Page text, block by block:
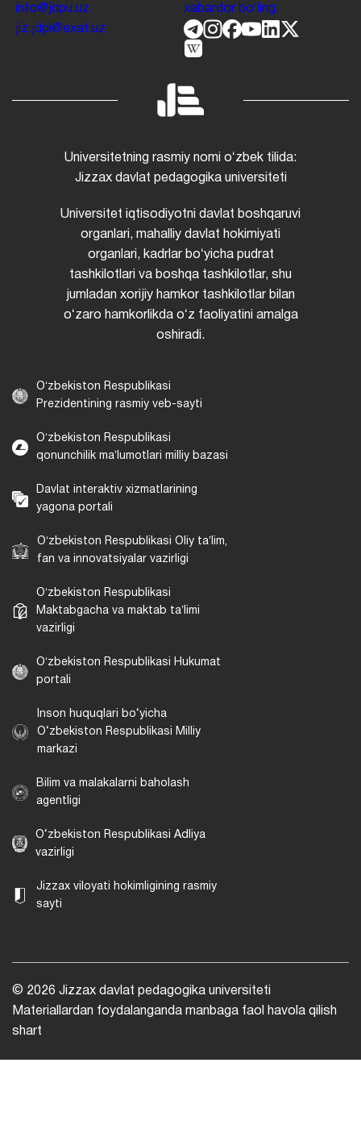
info@jdpu.uz
jiz.jdpi@exat.uz
xabardor boʻling.
Universitetning rasmiy nomi oʻzbek tilida:
Jizzax davlat pedagogika universiteti
Universitet iqtisodiyotni davlat boshqaruvi
organlari, mahalliy davlat hokimiyati
organlari, kadrlar boʻyicha pudrat
tashkilotlari va boshqa tashkilotlar, shu
jumladan xorijiy hamkor tashkilotlar bilan
oʻzaro hamkorlikda oʻz faoliyatini amalga
oshiradi.
Oʻzbekiston Respublikasi
Prezidentining rasmiy veb-sayti
Oʻzbekiston Respublikasi
qonunchilik maʼlumotlari milliy bazasi
Davlat interaktiv xizmatlarining
yagona portali
Oʻzbekiston Respublikasi Oliy taʼlim,
fan va innovatsiyalar vazirligi
Oʻzbekiston Respublikasi
Maktabgacha va maktab taʼlimi
vazirligi
Oʻzbekiston Respublikasi Hukumat
portali
Inson huquqlari bo‘yicha
O‘zbekiston Respublikasi Milliy
markazi
Bilim va malakalarni baholash
agentligi
O‘zbekiston Respublikasi Adliya
vazirligi
Jizzax viloyati hokimligining rasmiy
sayti
© 2026 Jizzax davlat pedagogika universiteti
Materiallardan foydalanganda manbaga faol havola qilish
shart